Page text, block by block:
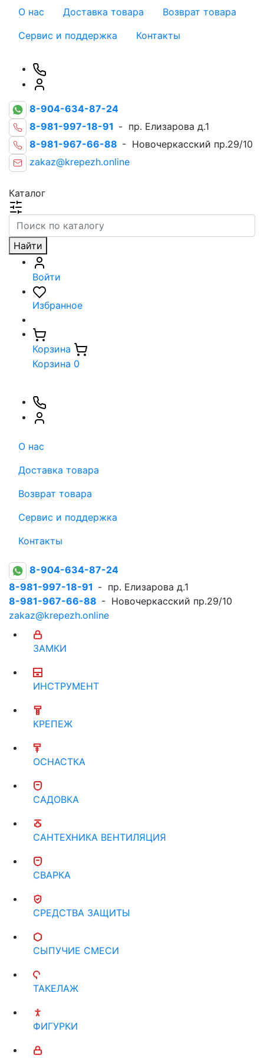
О нас Доставка товара
Возврат товара
Сервис и поддержка
Контакты
8-904-634-87-24
8-981-997-18-91 - пр. Елизарова д.1
8-981-967-66-88 - Новочеркасский пр.29/10
zakaz@krepezh.online
Каталог
Найти
Войти
Избранное
Корзина
Корзина 0
О нас
Доставка товара
Возврат товара
Сервис и поддержка
Контакты
8-904-634-87-24
8-981-997-18-91 - пр. Елизарова д.1
8-981-967-66-88 - Новочеркасский пр.29/10
zakaz@krepezh.online
ЗАМКИ
ИНСТРУМЕНТ
КРЕПЕЖ
ОСНАСТКА
САДОВКА
САНТЕХНИКА ВЕНТИЛЯЦИЯ
СВАРКА
СРЕДСТВА ЗАЩИТЫ
СЫПУЧИЕ СМЕСИ
ТАКЕЛАЖ
ФИГУРКИ